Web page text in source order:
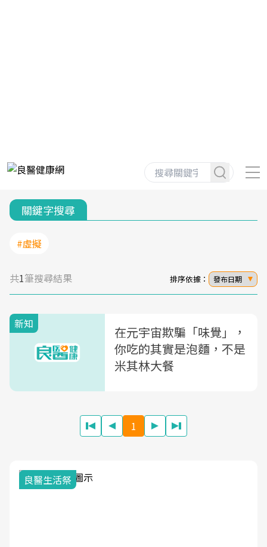
關鍵字搜尋
#虛擬
共1筆搜尋結果 排序依據： 發布日期
新知
在元宇宙欺騙「味覺」，
你吃的其實是泡麵，不是
米其林大餐
1
良醫生活祭